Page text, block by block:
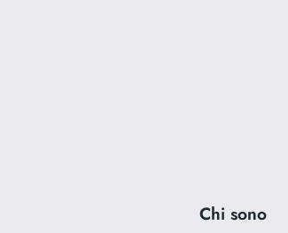
Chi sono